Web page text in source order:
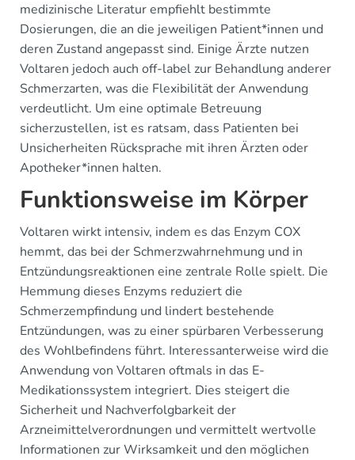
medizinische Literatur empfiehlt bestimmte
Dosierungen, die an die jeweiligen Patient*innen und
deren Zustand angepasst sind. Einige Ärzte nutzen
Voltaren jedoch auch off-label zur Behandlung anderer
Schmerzarten, was die Flexibilität der Anwendung
verdeutlicht. Um eine optimale Betreuung
sicherzustellen, ist es ratsam, dass Patienten bei
Unsicherheiten Rücksprache mit ihren Ärzten oder
Apotheker*innen halten.
Funktionsweise im Körper
Voltaren wirkt intensiv, indem es das Enzym COX
hemmt, das bei der Schmerzwahrnehmung und in
Entzündungsreaktionen eine zentrale Rolle spielt. Die
Hemmung dieses Enzyms reduziert die
Schmerzempfindung und lindert bestehende
Entzündungen, was zu einer spürbaren Verbesserung
des Wohlbefindens führt. Interessanterweise wird die
Anwendung von Voltaren oftmals in das E-
Medikationssystem integriert. Dies steigert die
Sicherheit und Nachverfolgbarkeit der
Arzneimittelverordnungen und vermittelt wertvolle
Informationen zur Wirksamkeit und den möglichen